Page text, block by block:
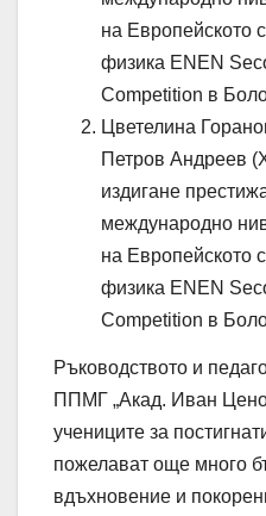
на Европейското
физика ENEN
Competition в
Цветелина
Петров Андреев
издигане
международно
на Европейското
физика ENEN
Competition в
Ръководството и
ППМГ „Акад. Иван
учениците за
пожелават още много
вдъхновение и